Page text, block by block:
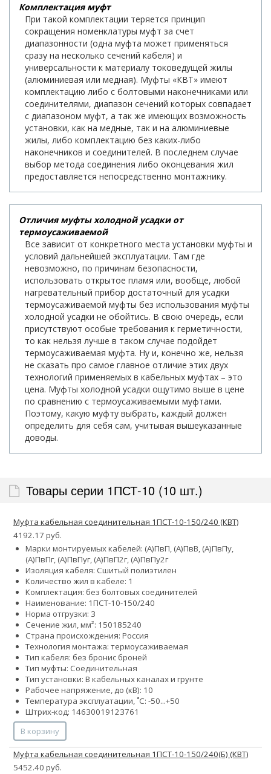
Комплектация муфт
При такой комплектации теряется принцип
сокращения номенклатуры муфт за счет
диапазонности (одна муфта может применяться
сразу на несколько сечений кабеля) и
универсальности к материалу токоведущей жилы
(алюминиевая или медная). Муфты «КВТ» имеют
комплектацию либо с болтовыми наконечниками или
соединителями, диапазон сечений которых совпадает
с диапазоном муфт, а так же имеющих возможность
установки, как на медные, так и на алюминиевые
жилы, либо комплектацию без каких-либо
наконечников и соединителей. В последнем случае
выбор метода соединения либо оконцевания жил
предоставляется непосредственно монтажнику.
Отличия муфты холодной усадки от
термоусаживаемой
Все зависит от конкретного места установки муфты и
условий дальнейшей эксплуатации. Там где
невозможно, по причинам безопасности,
использовать открытое пламя или, вообще, любой
нагревательный прибор достаточный для усадки
термоусаживаемой муфты без использования муфты
холодной усадки не обойтись. В свою очередь, если
присутствуют особые требования к герметичности,
то как нельзя лучше в таком случае подойдет
термоусаживаемая муфта. Ну и, конечно же, нельзя
не сказать про самое главное отличие этих двух
технологий применяемых в кабельных муфтах – это
цена. Муфты холодной усадки ощутимо выше в цене
по сравнению с термоусаживаемыми муфтами.
Поэтому, какую муфту выбрать, каждый должен
определить для себя сам, учитывая вышеуказанные
доводы.
Товары серии 1ПСТ-10 (10 шт.)
Муфта кабельная соединительная 1ПСТ-10-150/240 (КВТ)
4192.17 руб.
Марки монтируемых кабелей: (А)ПвП, (А)ПвВ, (А)ПвПу,
(А)ПвПг, (А)ПвПуг, (А)ПвП2г, (А)ПвПу2г
Изоляция кабеля: Сшитый полиэтилен
Количество жил в кабеле: 1
Комплектация: без болтовых соединителей
Наименование: 1ПCТ-10-150/240
Норма отгрузки: 3
Сечение жил, мм²: 150185240
Страна происхождения: Россия
Технология монтажа: термоусаживаемая
Тип кабеля: без бронис броней
Тип муфты: Соединительная
Тип установки: В кабельных каналах и грунте
Рабочее напряжение, до (кВ): 10
Температура эксплуатации, ˚С: -50...+50
Штрих-код: 14630019123761
В корзину
Муфта кабельная соединительная 1ПСТ-10-150/240(Б) (КВТ)
5452.40 руб.